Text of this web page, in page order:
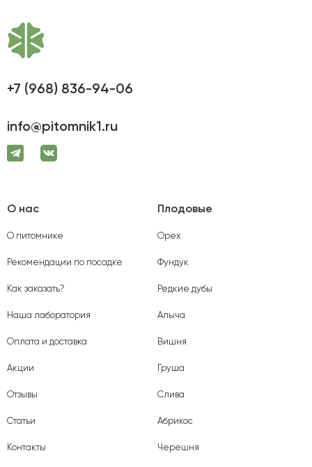
+7 (968) 836-94-06
info@pitomnik1.ru
О нас
О питомнике
Рекомендации по посадке
Как заказать?
Наша лаборатория
Оплата и доставка
Акции
Отзывы
Статьи
Контакты
Плодовые
Орех
Фундук
Редкие дубы
Алыча
Вишня
Груша
Слива
Абрикос
Черешня